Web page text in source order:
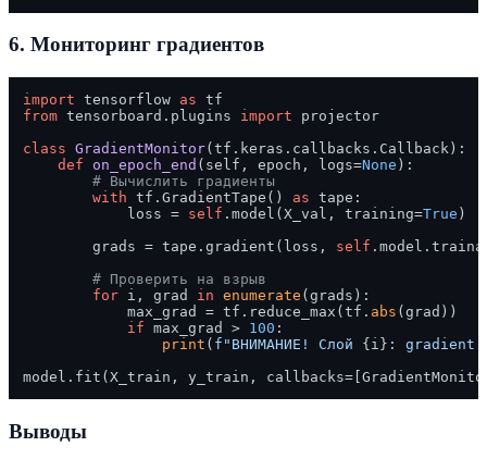
6. Мониторинг градиентов
import tensorflow as
from tensorboard.plugins import projector
class GradientMonitor(tf.keras.callbacks.Callback):
def
on_epoch_end ( self, epoch, logs=None ):
# Вычислить градиенты
with tf.GradientTape() as tape:
            loss =
self .model(X_val, training=True )
        grads = tape.gradient(loss,
self
# Проверить на взрыв
for i, grad in enumerate (grads):
            max_grad = tf.reduce_max(tf.
abs (grad))
if max_grad > 100 :
print ( f"ВНИМАНИЕ! Слой {i} : gradient
Выводы